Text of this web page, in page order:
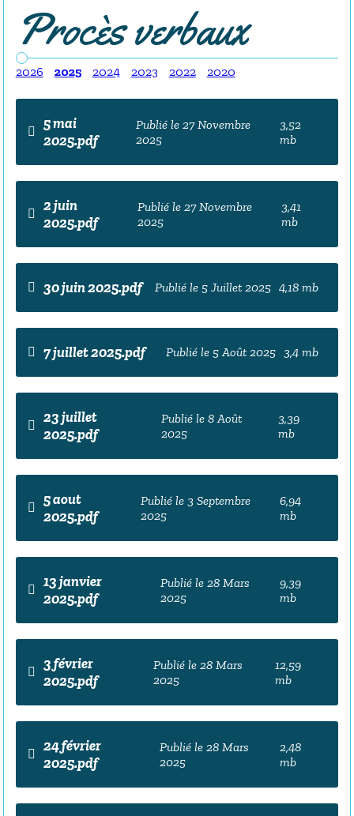
Procès verbaux
2026 2025 2024 2023 2022 2020
5 mai
2025.pdf
Publié le 27 Novembre
2025
3,52
mb
2 juin
2025.pdf
Publié le 27 Novembre
2025
3,41
mb
30 juin 2025.pdf Publié le 5 Juillet 2025 4,18 mb
7 juillet 2025.pdf Publié le 5 Août 2025 3,4 mb
23 juillet
2025.pdf
Publié le 8 Août
2025
3,39
mb
5 aout
2025.pdf
Publié le 3 Septembre
2025
6,94
mb
13 janvier
2025.pdf
Publié le 28 Mars
2025
9,39
mb
3 février
2025.pdf
Publié le 28 Mars
2025
12,59
mb
24 février
2025.pdf
Publié le 28 Mars
2025
2,48
mb